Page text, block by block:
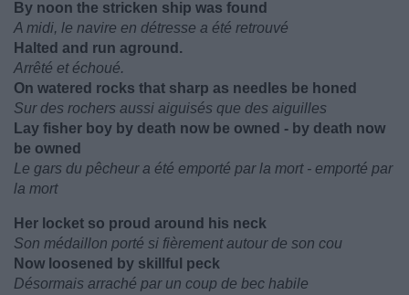
By noon the stricken ship was found
A midi, le navire en détresse a été retrouvé
Halted and run aground.
Arrêté et échoué.
On watered rocks that sharp as needles be honed
Sur des rochers aussi aiguisés que des aiguilles
Lay fisher boy by death now be owned - by death now
be owned
Le gars du pêcheur a été emporté par la mort - emporté par
la mort
Her locket so proud around his neck
Son médaillon porté si fièrement autour de son cou
Now loosened by skillful peck
Désormais arraché par un coup de bec habile